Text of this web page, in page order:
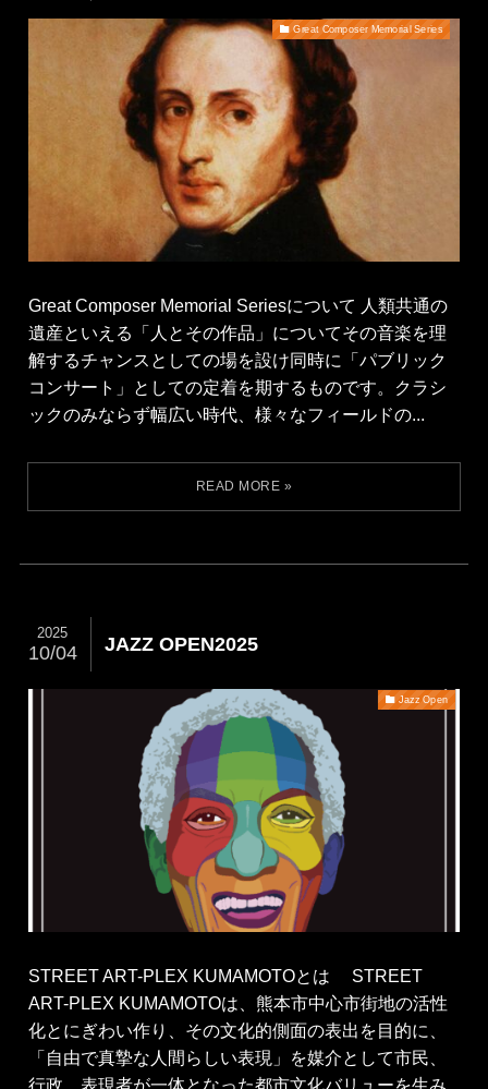
Great Composer Memorial Series
Great Composer Memorial Seriesについて 人類共通の
遺産といえる「人とその作品」についてその音楽を理
解するチャンスとしての場を設け同時に「パブリック
コンサート」としての定着を期するものです。クラシ
ックのみならず幅広い時代、様々なフィールドの...
JAZZ OPEN2025
2025
10/04
Jazz Open
STREET ART-PLEX KUMAMOTOとは STREET
ART-PLEX KUMAMOTOは、熊本市中心市街地の活性
化とにぎわい作り、その文化的側面の表出を目的に、
「自由で真摯な人間らしい表現」を媒介として市民、
行政、表現者が一体となった都市文化バリューを生み